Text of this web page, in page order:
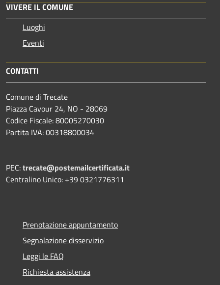
VIVERE IL COMUNE
Luoghi
Eventi
CONTATTI
Comune di Trecate
Piazza Cavour 24, NO - 28069
Codice Fiscale: 80005270030
Partita IVA: 00318800034
PEC:trecate@postemailcertificata.it
Centralino Unico: +39 0321776311
Prenotazione appuntamento
Segnalazione disservizio
Leggi le FAQ
Richiesta assistenza